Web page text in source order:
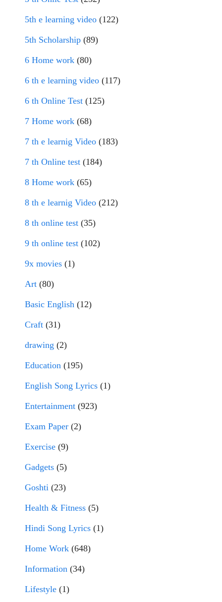
5th e learning video (122)
5th Scholarship (89)
6 Home work (80)
6 th e learning video (117)
6 th Online Test (125)
7 Home work (68)
7 th e learnig Video (183)
7 th Online test (184)
8 Home work (65)
8 th e learnig Video (212)
8 th online test (35)
9 th online test (102)
9x movies (1)
Art (80)
Basic English (12)
Craft (31)
drawing (2)
Education (195)
English Song Lyrics (1)
Entertainment (923)
Exam Paper (2)
Exercise (9)
Gadgets (5)
Goshti (23)
Health & Fitness (5)
Hindi Song Lyrics (1)
Home Work (648)
Information (34)
Lifestyle (1)